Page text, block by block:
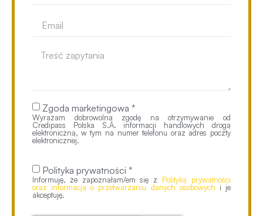
Zgoda marketingowa *
Wyrażam dobrowolną zgodę na otrzymywanie od
Credipass Polska S.A. informacji handlowych drogą
elektroniczną, w tym na numer telefonu oraz adres poczty
elektronicznej.
Polityka prywatności *
Informuję, że zapoznałam/em się z Polityką prywatności
oraz informacją o przetwarzaniu danych osobowych i je
akceptuję.